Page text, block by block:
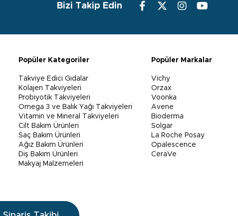
Bizi Takip Edin
Popüler Kategoriler
Takviye Edici Gıdalar
Kolajen Takviyeleri
Probiyotik Takviyeleri
Omega 3 ve Balık Yağı Takviyeleri
Vitamin ve Mineral Takviyeleri
Cilt Bakım Ürünleri
Saç Bakım Ürünleri
Ağız Bakım Ürünleri
Diş Bakım Ürünleri
Makyaj Malzemeleri
Popüler Markalar
Vichy
Orzax
Voonka
Avene
Bioderma
Solgar
La Roche Posay
Opalescence
CeraVe